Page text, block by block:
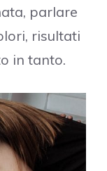
parlare
risultati
in tanto.